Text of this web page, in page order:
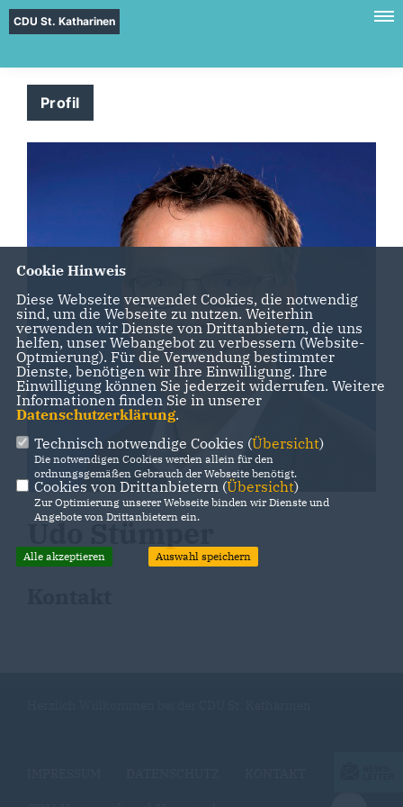
CDU St. Katharinen
Profil
Udo Stümper
Cookie Hinweis
Diese Webseite verwendet Cookies, die notwendig
sind, um die Webseite zu nutzen. Weiterhin
verwenden wir Dienste von Drittanbietern, die uns
helfen, unser Webangebot zu verbessern (Website-
Optmierung). Für die Verwendung bestimmter
Dienste, benötigen wir Ihre Einwilligung. Ihre
Einwilligung können Sie jederzeit widerrufen. Weitere
Informationen finden Sie in unserer
Datenschutzerklärung.
Technisch notwendige Cookies (Übersicht)
Die notwendigen Cookies werden allein für den
ordnungsgemäßen Gebrauch der Webseite benötigt.
Cookies von Drittanbietern (Übersicht)
Zur Optimierung unserer Webseite binden wir Dienste und
Angebote von Drittanbietern ein.
Alle akzeptieren Auswahl speichern